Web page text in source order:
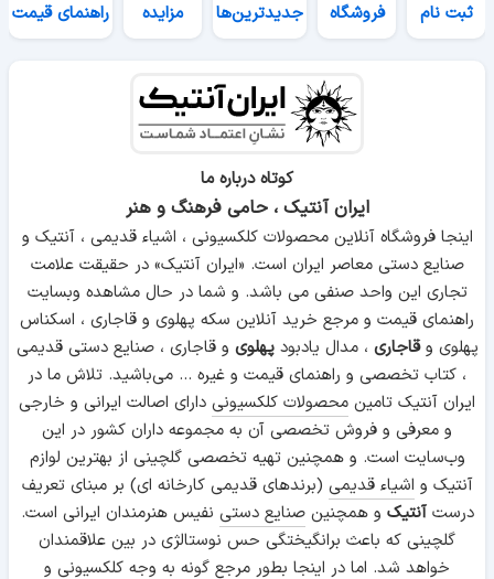
ثبت نام فروشگاه جدیدترین‌ها مزایده راهنمای قیمت
کوتاه درباره ما
ایران آنتیک ، حامی فرهنگ و هنر
اینجا فروشگاه آنلاین محصولات کلکسیونی ، اشیاء قدیمی ، آنتیک و
صنایع دستی معاصر ایران است. «ایران آنتیک» در حقیقت علامت
تجاری این واحد صنفی می باشد. و شما در حال مشاهده وبسایت
راهنمای قیمت و مرجع خرید آنلاین سکه پهلوی و قاجاری ، اسکناس
پهلوی وقاجاری ، مدال یادبودپهلوی و قاجاری ، صنایع دستی قدیمی
، کتاب تخصصی و راهنمای قیمت و غیره ... می‌باشید. تلاش ما در
ایران آنتیک تامین محصولات کلکسیونی دارای اصالت ایرانی و خارجی
و معرفی و فروش تخصصی آن به مجموعه داران کشور در این
وب‌سایت است. و همچنین تهیه تخصصی گلچینی از بهترین لوازم
آنتیک و اشیاء قدیمی (برندهای قدیمی کارخانه ای) بر مبنای تعریف
درستآنتیک و همچنینصنایع دستی نفیس هنرمندان ایرانی است.
گلچینی که باعث برانگیختگی حس نوستالژی در بین علاقمندان
خواهد شد. اما در اینجا بطور مرجع گونه به وجه کلکسیونی و